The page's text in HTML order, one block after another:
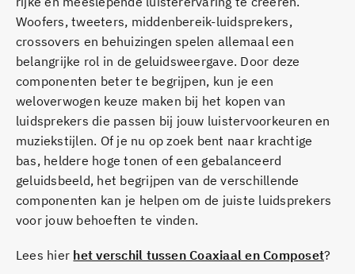
Woofers, tweeters, middenbereik-luidsprekers,
crossovers en behuizingen spelen allemaal een
belangrijke rol in de geluidsweergave. Door deze
componenten beter te begrijpen, kun je een
weloverwogen keuze maken bij het kopen van
luidsprekers die passen bij jouw luistervoorkeuren en
muziekstijlen. Of je nu op zoek bent naar krachtige
bas, heldere hoge tonen of een gebalanceerd
geluidsbeeld, het begrijpen van de verschillende
componenten kan je helpen om de juiste luidsprekers
voor jouw behoeften te vinden.
Lees hier het verschil tussen Coaxiaal en Composet?